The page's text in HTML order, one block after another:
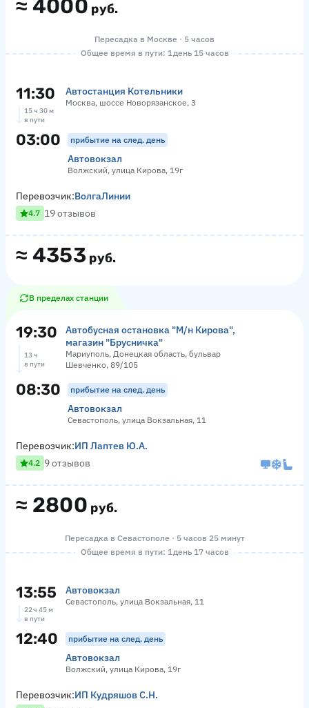
≈ 4000 руб.
Пересадка в Москве · 5 часов
Общее время в пути: 1 день 15 часов
11:30 Автостанция Котельники
Москва, шоссе Новорязанское, 3
15 ч 30 м
в пути
03:00 прибытие на след. день
Автовокзал
Волжский, улица Кирова, 19г
≈ 4353 руб.
Перевозчик:ВолгаЛинии
4.7 19 отзывов
В пределах станции
19:30
Автобусная остановка "М/н Кирова",
магазин "Брусничка"
Мариуполь, Донецкая область, бульвар
Шевченко, 89/105
13 ч
в пути
08:30 прибытие на след. день
Автовокзал
Севастополь, улица Вокзальная, 11
≈ 2800 руб.
Перевозчик:ИП Лаптев Ю.А.
4.2 9 отзывов
Пересадка в Севастополе · 5 часов 25 минут
Общее время в пути: 1 день 17 часов
13:55 Автовокзал
Севастополь, улица Вокзальная, 11
22 ч 45 м
в пути
12:40 прибытие на след. день
Автовокзал
Волжский, улица Кирова, 19г
Перевозчик:ИП Кудряшов С.Н.